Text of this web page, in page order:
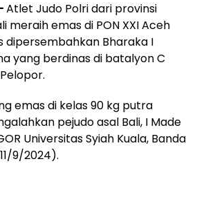
Atlet Judo Polri dari provinsi
meraih emas di PON XXI Aceh
dipersembahkan Bharaka I
yang berdinas di batalyon C
emas di kelas 90 kg putra
pejudo asal Bali, I Made
Universitas Syiah Kuala, Banda
9/2024).